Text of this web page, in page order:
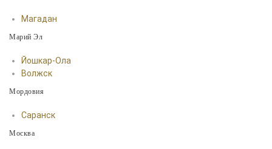
Магадан
Марий Эл
Йошкар-Ола
Волжск
Мордовия
Саранск
Москва